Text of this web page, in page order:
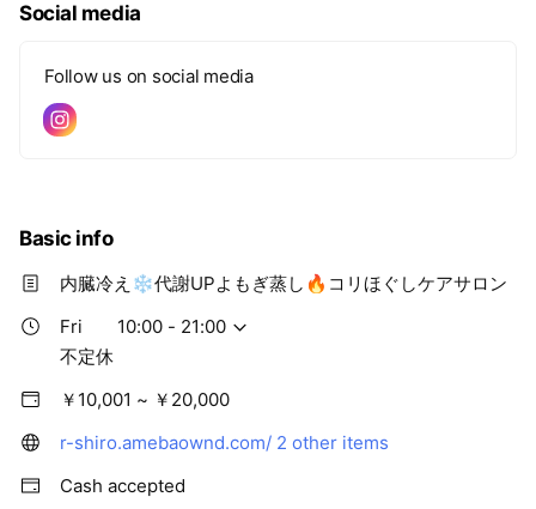
e
Social media
Follow us on social media
Basic info
内臓冷え❄️代謝UPよもぎ蒸し🔥コリほぐしケアサロン
Fri
10:00 - 21:00
不定休
￥10,001 ~ ￥20,000
r-shiro.amebaownd.com/ 2 other items
Cash accepted